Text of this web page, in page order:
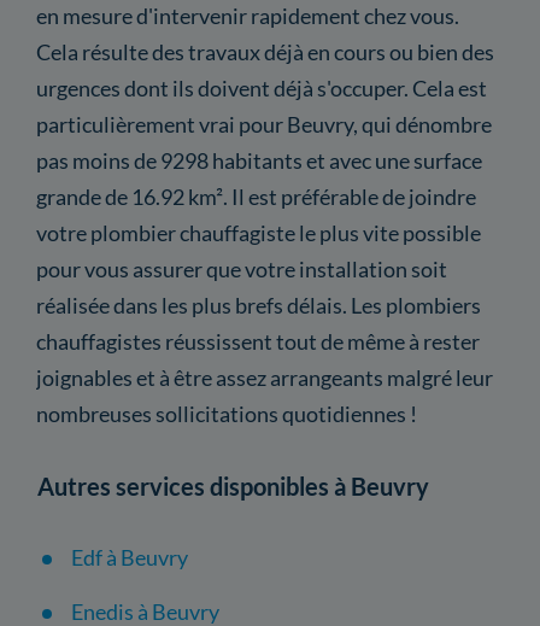
en mesure d'intervenir rapidement chez vous.
Cela résulte des travaux déjà en cours ou bien des
urgences dont ils doivent déjà s'occuper. Cela est
particulièrement vrai pour Beuvry, qui dénombre
pas moins de 9298 habitants et avec une surface
grande de 16.92 km². Il est préférable de joindre
votre plombier chauffagiste le plus vite possible
pour vous assurer que votre installation soit
réalisée dans les plus brefs délais. Les plombiers
chauffagistes réussissent tout de même à rester
joignables et à être assez arrangeants malgré leur
nombreuses sollicitations quotidiennes !
Autres services disponibles à Beuvry
Edf à Beuvry
Enedis à Beuvry